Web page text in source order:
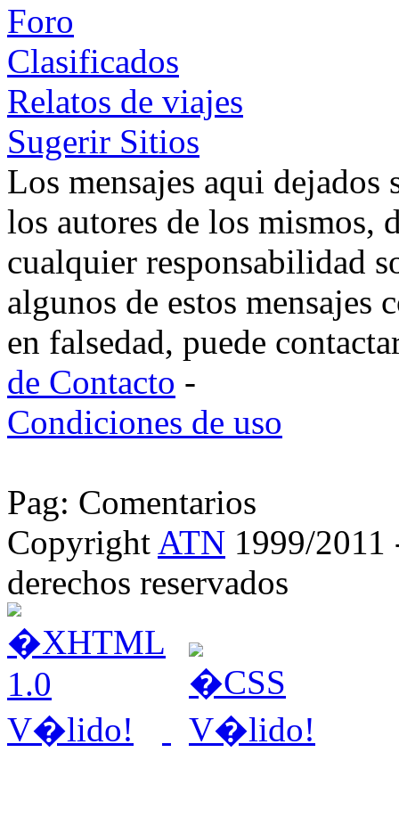
Foro
Clasificados
Relatos de viajes
Sugerir Sitios
Los mensajes aqui
los autores de los mismos,
cualquier responsabilidad
algunos de estos
en falsedad, puede
de Contacto -
Condiciones de uso
Pag: Comentarios
Copyright ATN 1999/2011
derechos reservados